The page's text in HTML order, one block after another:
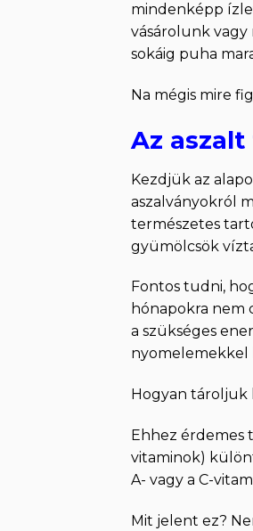
mindenképp
vásárolunk
sokáig puha
Na mégis mire
Az
Kezdjük az
aszalványokról
természetes
gyümölcsök
Fontos tudni,
hónapokra nem
a szükséges
nyomelemekkel
Hogyan tároljuk
Ehhez érdemes
vitaminok)
A- vagy a C-
Mit jelent ez?